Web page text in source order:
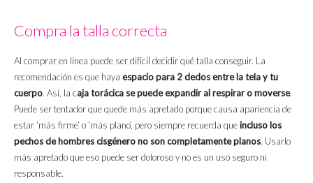
Compra la talla correcta
Al comprar en línea puede ser difícil decidir qué talla conseguir. La
recomendación es que haya espacio para 2 dedos entre la tela y tu
cuerpo. Así, la caja torácica se puede expandir al respirar o moverse.
Puede ser tentador que quede más apretado porque causa apariencia de
estar ‘más firme’ o ‘más plano’, pero siempre recuerda queincluso los
pechos de hombres cisgénero no son completamente planos. Usarlo
más apretado que eso puede ser doloroso y no es un uso seguro ni
responsable.